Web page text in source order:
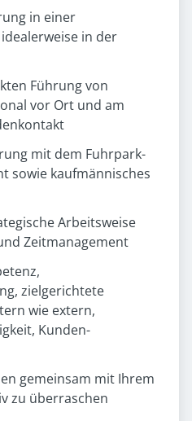
in einer
in der
Führung von
vor Ort und am
mit dem Fuhrpark-
sowie kaufmännisches
Arbeitsweise
Zeitmanagement
zielgerichtete
wie extern,
Kunden-
gemeinsam mit Ihrem
zu überraschen